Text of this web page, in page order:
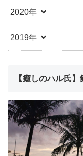
2020年
2019年
【癒しのハル氏